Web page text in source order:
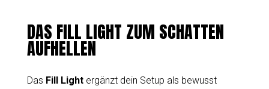
DAS FILL LIGHT ZUM SCHATTEN
AUFHELLEN
Das Fill Lightergänzt dein Setup als bewusst